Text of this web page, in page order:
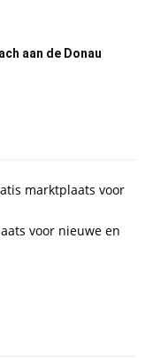
aan de Donau
marktplaats voor
voor nieuwe en